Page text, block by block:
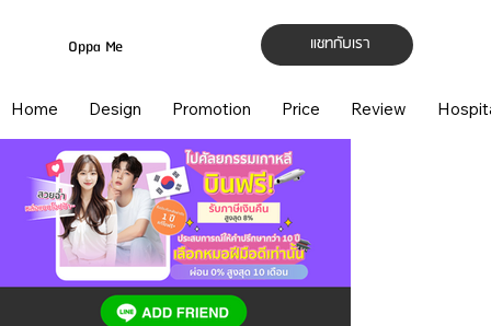
แชทกับเรา
Oppa Me
Home Design Promotion Price Review